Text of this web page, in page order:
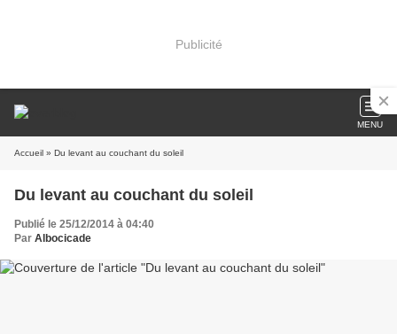
Publicité
MENU
Accueil » Du levant au couchant du soleil
Du levant au couchant du soleil
Publié le 25/12/2014 à 04:40
Par Albocicade